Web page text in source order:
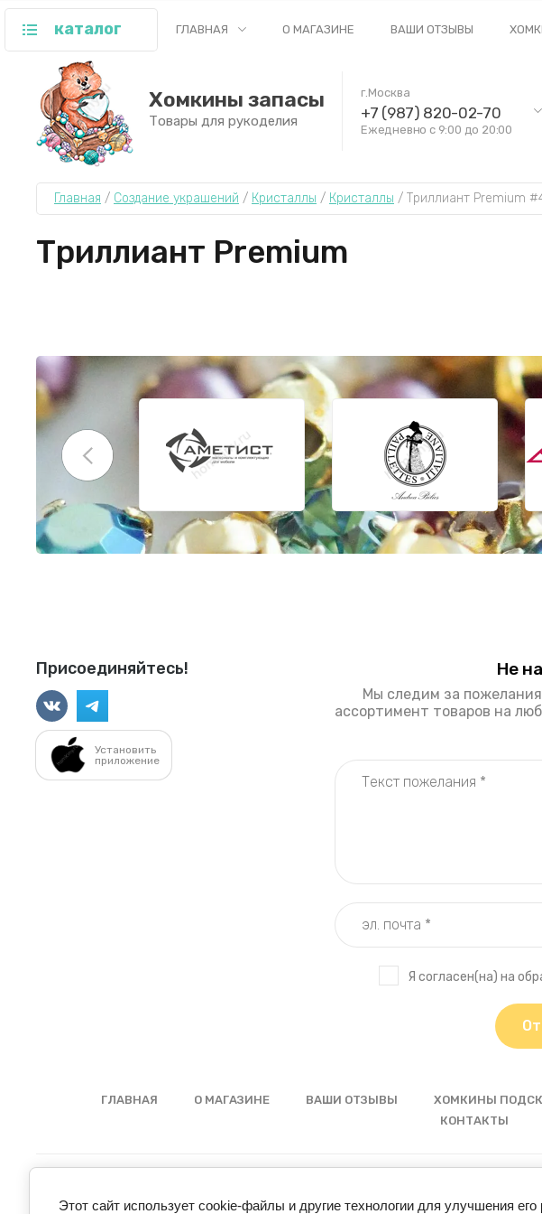
каталог ГЛАВНАЯ О МАГАЗИНЕ ВАШИ ОТЗЫВЫ
Хомкины запасы
Товары для рукоделия
г.Москва
+7 (987) 820-02-70
Ежедневно с 9:00 до 20:00
Главная / Создание украшений / Кристаллы / Кристаллы / Триллиант Premium
Триллиант Premium
Присоединяйтесь!
Установить
приложение
Не
Мы следим за
ассортимент товаров на
Я согласен(на) на
ГЛАВНАЯ О МАГАЗИНЕ ВАШИ ОТЗЫВЫ ХОМКИНЫ
КОНТАКТЫ
Этот сайт использует cookie-файлы и другие технологии для улучшения